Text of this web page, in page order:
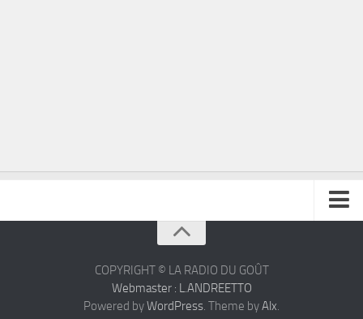
COPYRIGHT © LA RADIO DU GOÛT
Webmaster : L.ANDREETTO
Powered byWordPress. Theme byAlx.